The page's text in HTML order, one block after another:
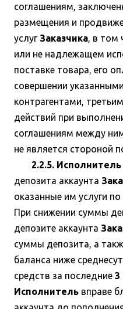
соглашениям,
размещения и
услугЗаказчика, в том
или не надлежащем
поставке товара, его
совершении
контрагентами,
действий при
соглашениям между
не является стороной
2.2.5. Исполнитель
депозита аккаунта
оказанные им услуги
При снижении суммы
депозите аккаунта
суммы депозита, а
баланса ниже
средств за последние 3
Исполнитель вправе